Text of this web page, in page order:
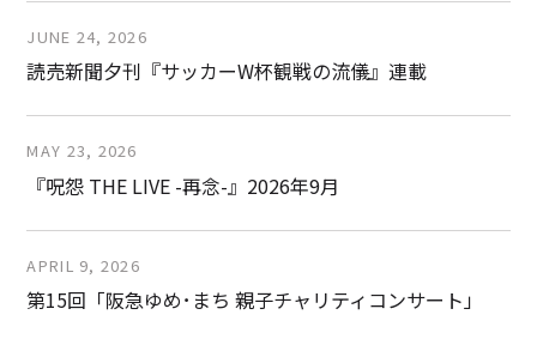
JUNE 24, 2026
読売新聞夕刊『サッカーW杯観戦の流儀』連載
MAY 23, 2026
『呪怨 THE LIVE -再念-』2026年9月
APRIL 9, 2026
第15回「阪急ゆめ･まち 親子チャリティコンサート」